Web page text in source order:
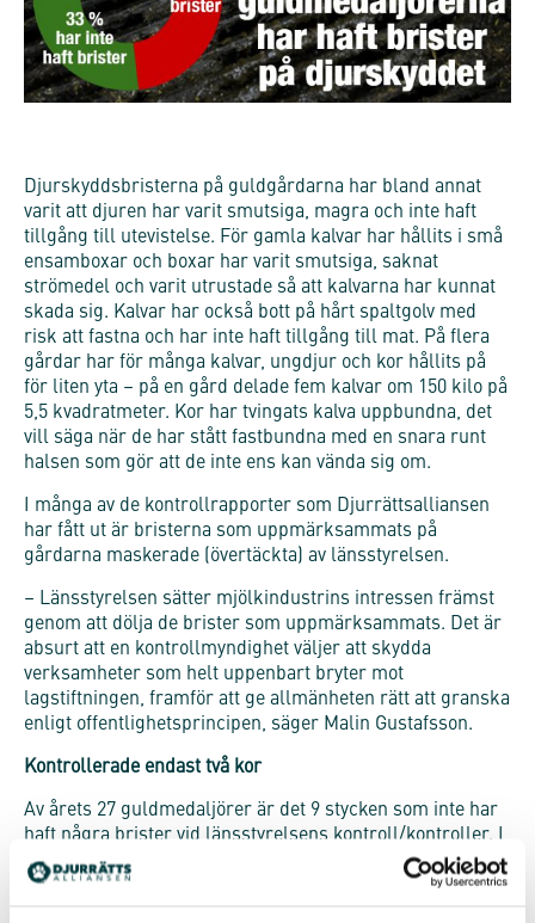
Djurskyddsbristerna på guldgårdarna har bland annat
varit att djuren har varit smutsiga, magra och inte haft
tillgång till utevistelse. För gamla kalvar har hållits i små
ensamboxar och boxar har varit smutsiga, saknat
strömedel och varit utrustade så att kalvarna har kunnat
skada sig. Kalvar har också bott på hårt spaltgolv med
risk att fastna och har inte haft tillgång till mat. På flera
gårdar har för många kalvar, ungdjur och kor hållits på
för liten yta – på en gård delade fem kalvar om 150 kilo på
5,5 kvadratmeter. Kor har tvingats kalva uppbundna, det
vill säga när de har stått fastbundna med en snara runt
halsen som gör att de inte ens kan vända sig om.
I många av de kontrollrapporter som Djurrättsalliansen
har fått ut är bristerna som uppmärksammats på
gårdarna maskerade (övertäckta) av länsstyrelsen.
– Länsstyrelsen sätter mjölkindustrins intressen främst
genom att dölja de brister som uppmärksammats. Det är
absurt att en kontrollmyndighet väljer att skydda
verksamheter som helt uppenbart bryter mot
lagstiftningen, framför att ge allmänheten rätt att granska
enligt offentlighetsprincipen, säger Malin Gustafsson.
Kontrollerade endast två kor
Av årets 27 guldmedaljörer är det 9 stycken som inte har
haft några brister vid länsstyrelsens kontroll/kontroller. I
flera av dessa fall har inspektionerna gjorts när korna
varit ute på bete. En av mjölkbönderna har genom åren